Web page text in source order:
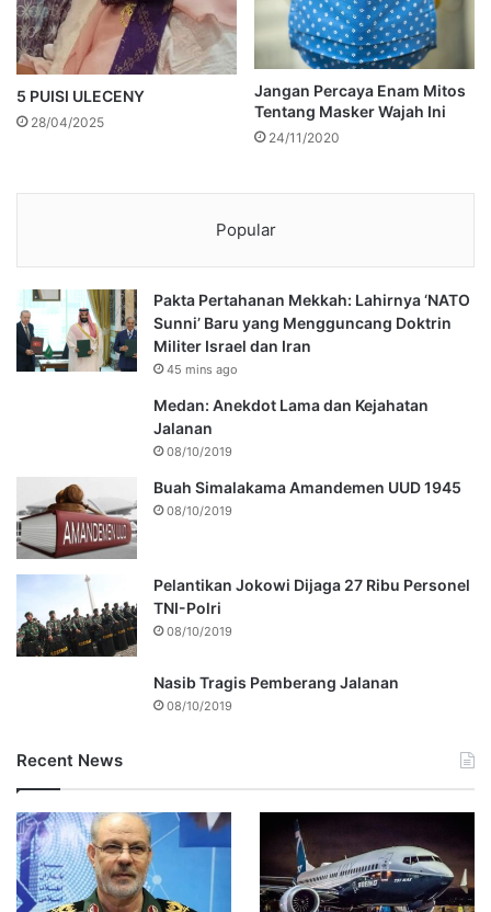
5 PUISI ULECENY
28/04/2025
Jangan Percaya Enam Mitos
Tentang Masker Wajah Ini
24/11/2020
Popular
Pakta Pertahanan Mekkah: Lahirnya ‘NATO
Sunni’ Baru yang Mengguncang Doktrin
Militer Israel dan Iran
45 mins ago
Medan: Anekdot Lama dan Kejahatan
Jalanan
08/10/2019
Buah Simalakama Amandemen UUD 1945
08/10/2019
Pelantikan Jokowi Dijaga 27 Ribu Personel
TNI-Polri
08/10/2019
Nasib Tragis Pemberang Jalanan
08/10/2019
Recent News